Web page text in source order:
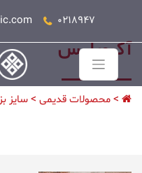
0218947
آکروپلیس
>محصولات قدیمی >سایز